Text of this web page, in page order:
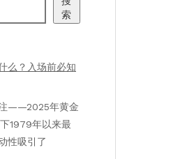
索
么？入场前必知
——2025年黄金
1979年以来最
性吸引了